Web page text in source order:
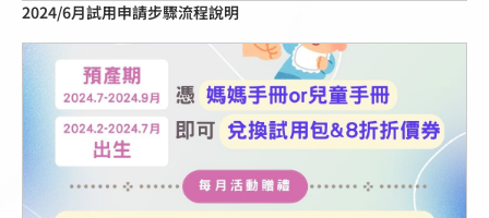
2024/6月試用申請步驟流程說明
點擊這裡